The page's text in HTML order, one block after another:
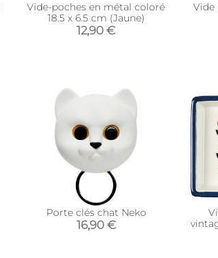
Vide-poches en métal coloré
18.5 x 6.5 cm (Jaune)
12,90 €
Vide
Porte clés chat Neko
16,90 €